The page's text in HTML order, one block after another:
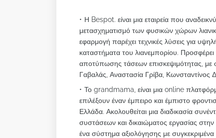
Η Bespot. είναι μια εταιρεία που
μετασχηματισμό των φυσικών χώρων
εφαρμογή παρέχει τεχνικές λύσεις για
καταστήματα του λιανεμπορίου.
αποτύπωσης τάσεων επισκεψιμότητας, με
Γαβαλάς, Αναστασία Γρίβα, Κωνσταντίνος
Το grandmama, είναι μια online
επιλέξουν έναν έμπειρο και έμπιστο
Ελλάδα. Ακολουθείται μια διαδικασία
συστάσεων και δικαιώματος εργασίας
ένα σύστημα αξιολόγησης με συγκεκριμένα